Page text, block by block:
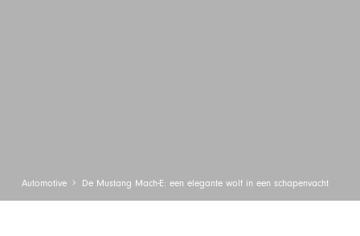
Automotive De Mustang Mach-E: een elegante wolf in een schapenvacht